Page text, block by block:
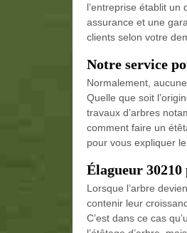
l’entreprise établit
assurance et une
clients selon votre
Notre service
Normalement,
Quelle que soit
travaux d’arbres
comment faire un
pour vous expliquer
Élagueur 30210
Lorsque l’arbre
contenir leur
C’est dans ce cas